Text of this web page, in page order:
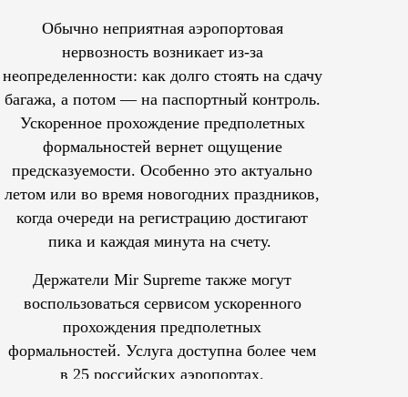
Обычно неприятная аэропортовая
нервозность возникает из-за
неопределенности: как долго стоять на сдачу
багажа, а потом — на паспортный контроль.
Ускоренное прохождение предполетных
формальностей вернет ощущение
предсказуемости. Особенно это актуально
летом или во время новогодних праздников,
когда очереди на регистрацию достигают
пика и каждая минута на счету.
Держатели Mir Supreme также могут
воспользоваться сервисом ускоренного
прохождения предполетных
формальностей. Услуга доступна более чем
в 25 российских аэропортах.